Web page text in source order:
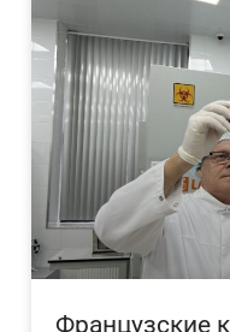
Французские